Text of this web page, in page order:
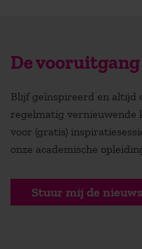
De
Blijf geïnspireerd en altijd
regelmatig vernieuwende
voor (gratis)
onze academische
Stuur mij de